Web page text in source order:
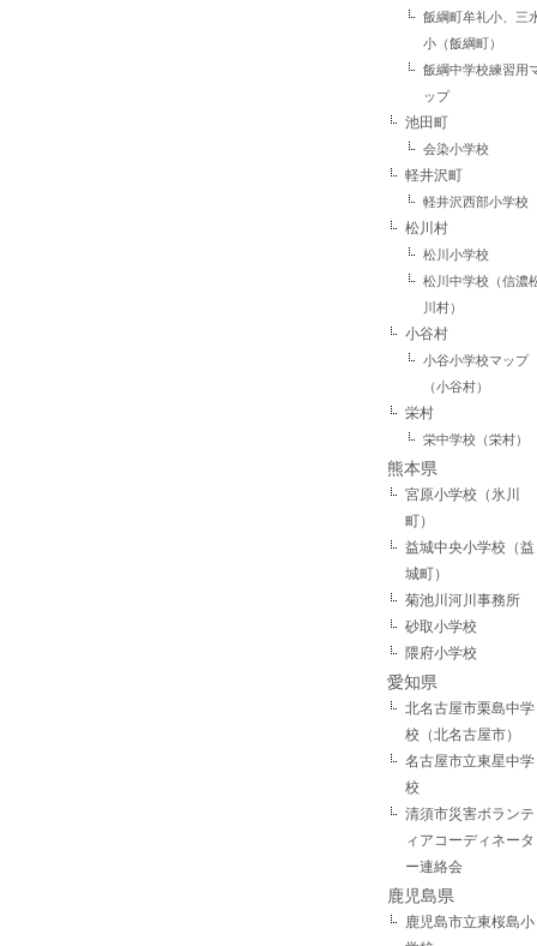
飯綱町牟礼小、三
小（飯綱町）
飯綱中学校練習用
ップ
池田町
会染小学校
軽井沢町
軽井沢西部小学校
松川村
松川小学校
松川中学校（信濃
川村）
小谷村
小谷小学校マップ
（小谷村）
栄村
栄中学校（栄村）
熊本県
宮原小学校（氷川
町）
益城中央小学校（益
城町）
菊池川河川事務所
砂取小学校
隈府小学校
愛知県
北名古屋市栗島中学
校（北名古屋市）
名古屋市立東星中学
校
清須市災害ボランテ
ィアコーディネータ
ー連絡会
鹿児島県
鹿児島市立東桜島小